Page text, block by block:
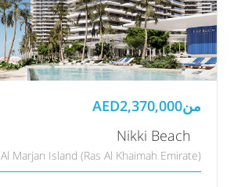
من AED2,370,000
Nikki Beach⠀
Al Marjan Island (Ras Al Khaimah Emirate)